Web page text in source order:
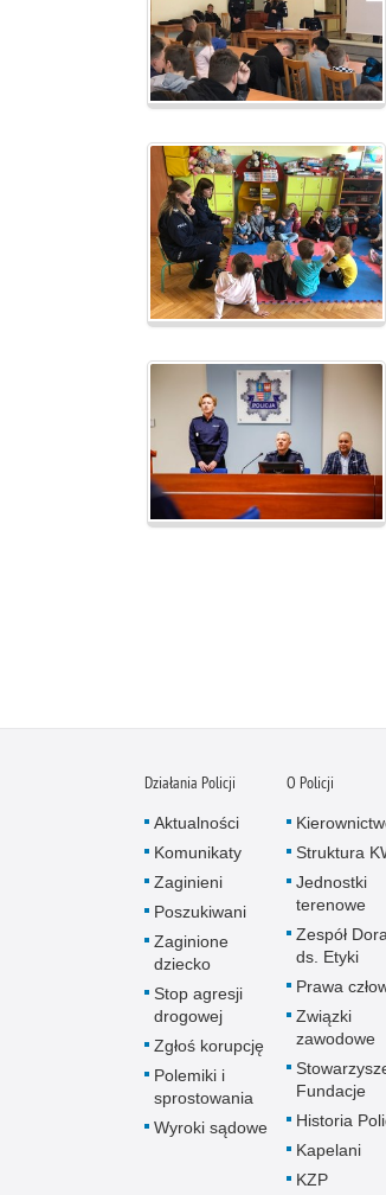
Działania Policji
Aktualności
Komunikaty
Zaginieni
Poszukiwani
Zaginione
dziecko
Stop agresji
drogowej
Zgłoś korupcję
Polemiki i
sprostowania
Wyroki sądowe
O Policji
Struktura
Jednostki
terenowe
Zespół
ds. Etyki
Prawa
Związki
zawodowe
Fundacje
Historia
Kapelani
KZP